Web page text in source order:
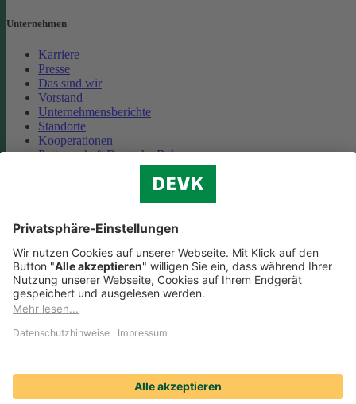
Unternehmen
Karriere
Presse
Das sind wir
Vorstand
Unternehmensberichte
Standorte
Kooperationen
Partnerschaft Deutsche Bahn
Cookie-Einstellungen
Datenschutz
Impressum
Streitbeilegung
Nutzungshinweise
Compliance